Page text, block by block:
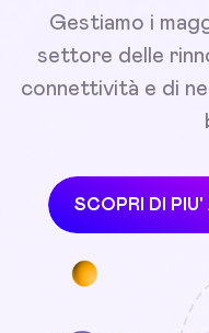
Gestiamo i
settore delle
connettività e di
SCOPRI DI